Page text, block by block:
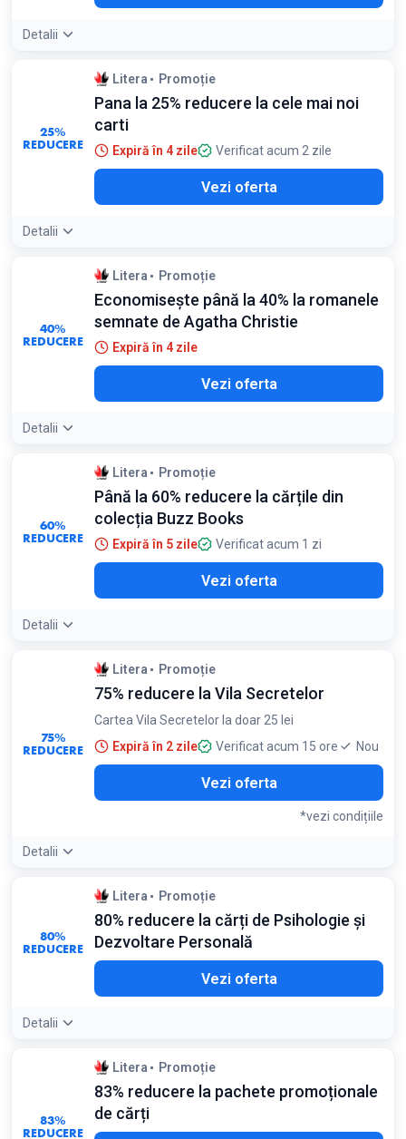
Detalii
25%
REDUCERE
Litera Promoție
Pana la 25% reducere la cele mai noi
carti
Expiră în 4 zile Verificat acum 2 zile
Vezi oferta
Detalii
40%
REDUCERE
Litera Promoție
Economisește până la 40% la romanele
semnate de Agatha Christie
Expiră în 4 zile
Vezi oferta
Detalii
60%
REDUCERE
Litera Promoție
Până la 60% reducere la cărțile din
colecția Buzz Books
Expiră în 5 zile Verificat acum 1 zi
Vezi oferta
Detalii
75%
REDUCERE
Litera Promoție
75% reducere la Vila Secretelor
Cartea Vila Secretelor la doar 25 lei
Expiră în 2 zile
Verificat acum 15 ore Nou
Vezi oferta
*vezi condițiile
Detalii
Oferta valabilă pentru cartea Vila Secretelor, în limita
stocului disponibil
80%
REDUCERE
Litera Promoție
80% reducere la cărți de Psihologie și
Dezvoltare Personală
Vezi oferta
Detalii
Detaliile ofertei: Titluri recente de Stefanie Stahl si Patrick
King au preturi reduse la 11-13 lei
83%
REDUCERE
Litera Promoție
83% reducere la pachete promoționale
de cărți